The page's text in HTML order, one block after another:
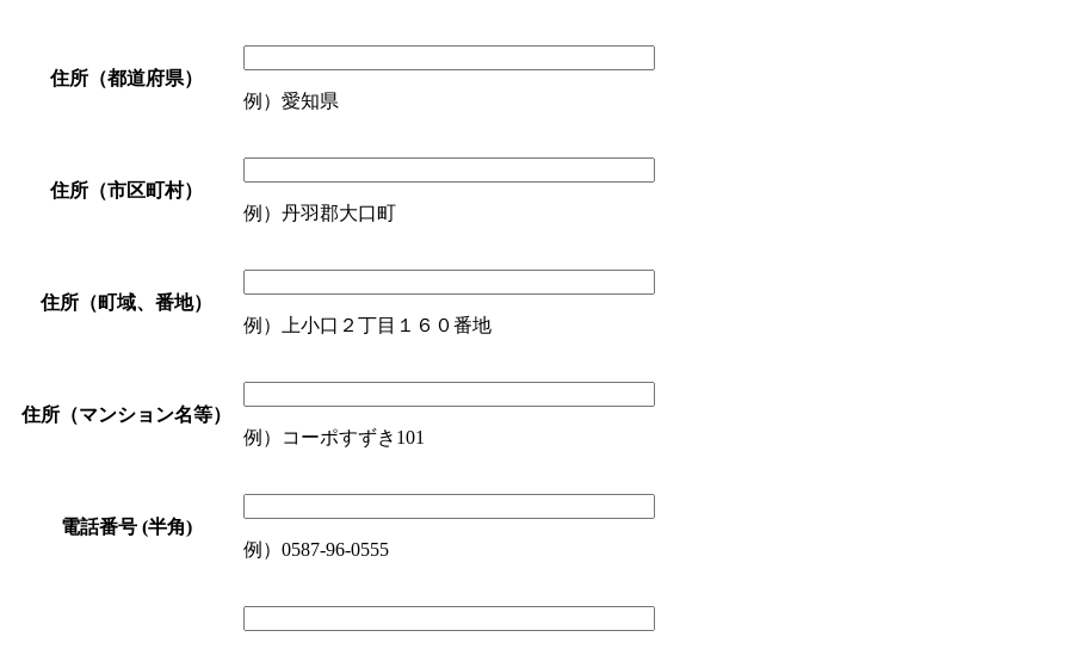
住所（都道府県）
例）愛知県
住所（市区町村）
例）丹羽郡大口町
住所（町域、番地）
例）上小口２丁目１６０番地
住所（マンション名等）
例）コーポすずき101
電話番号 (半角)
例）0587-96-0555